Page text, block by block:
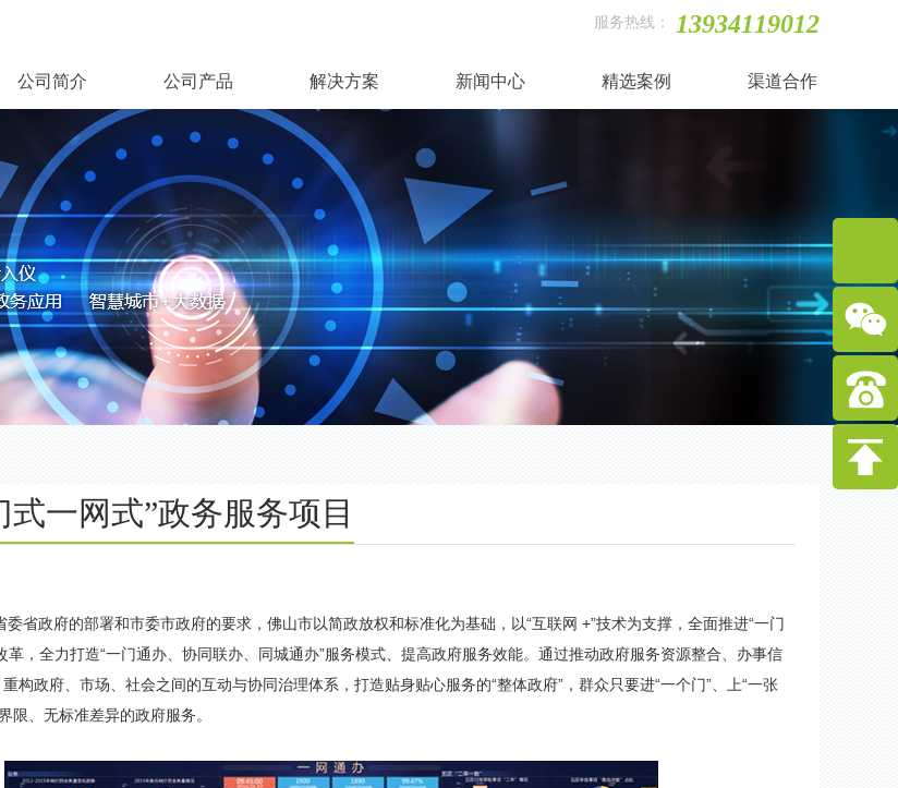
公司简介 公司产品 解决方案 新闻中心 精选案例 渠道合作
服务热线： 13934119012
式一网式”政务服务项目
省政府的部署和市委市政府的要求，佛山市以简政放权和标准化为基础，以“互联网 +”技术为支撑，全面推进“一门
，全力打造“一门通办、协同联办、同城通办”服务模式、提高政府服务效能。通过推动政府服务资源整合、办事信
构政府、市场、社会之间的互动与协同治理体系，打造贴身贴心服务的“整体政府”，群众只要进“一个门”、上“一张
限、无标准差异的政府服务。
线
客
服